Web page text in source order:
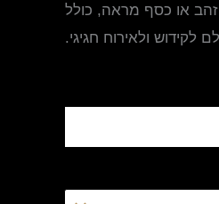
או כסף מראה, כולל
ולאירוח חגיגי.